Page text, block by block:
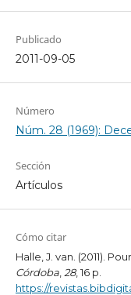
Publicado
2011-09-05
Número
Núm. 28 (1969):
Sección
Artículos
Cómo citar
Halle, J. van. (2011).
Córdoba, 28, 16 p.
https://